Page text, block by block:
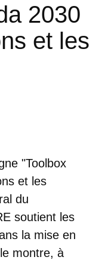
2030
et les
"Toolbox
et les
du
soutient les
la mise en
montre, à